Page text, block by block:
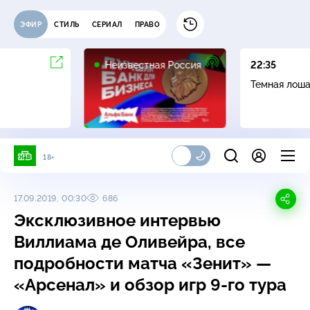
ЭФИР СТИЛЬ СЕРИАЛ ПРАВО
Неизвестная Россия
6+
22:35
Темная
18+
17.09.2019, 00:30 686
Эксклюзивное интервью
Виллиама де Оливейра, все
подробности матча «Зенит» —
«Арсенал» и обзор игр 9-го тура